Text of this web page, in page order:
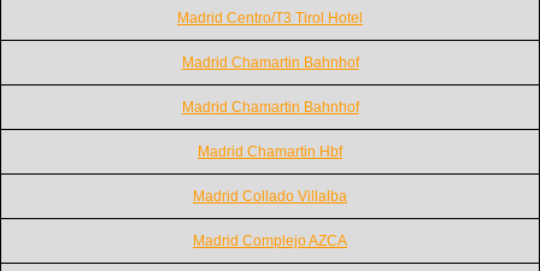
Madrid Centro/T3 Tirol Hotel
Madrid Chamartin Bahnhof
Madrid Chamartin Bahnhof
Madrid Chamartin Hbf
Madrid Collado Villalba
Madrid Complejo AZCA